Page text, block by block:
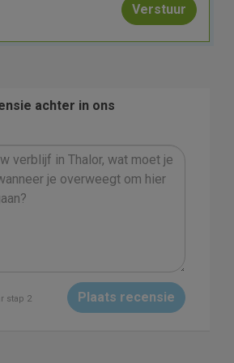
achter in ons
stap 2 Plaats recensie